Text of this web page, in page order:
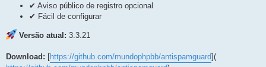
✔ Aviso público de registro opcional
✔ Fácil de configurar
Versão atual: 3.3.21
Download: [https://github.com/mundophpbb/antispamguard](